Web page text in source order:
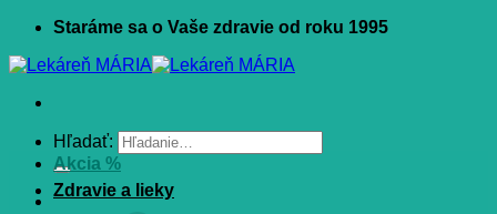
Staráme sa o Vaše zdravie od roku 1995
Hľadať:
Akcia %
Zdravie a lieky